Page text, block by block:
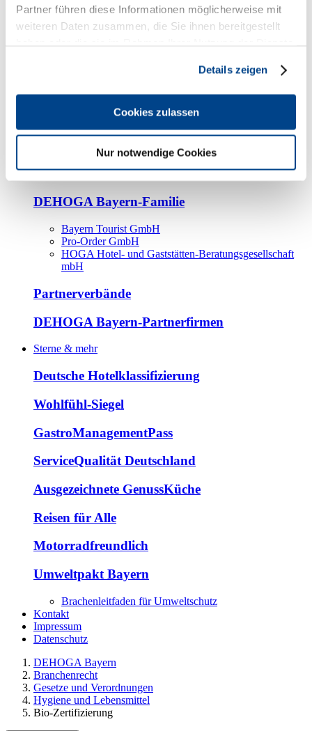
Partner führen diese Informationen möglicherweise mit
weiteren Daten zusammen, die Sie ihnen bereitgestellt
Details zeigen
Cookies zulassen
Nur notwendige Cookies
Kooperationspartner
Tourismusorganisationen
Bayern Tourismus Marketing GmbH
DEHOGA-Familie
Bundesverband
Fachverbände
DEHOGA Bayern-Familie
Bayern Tourist GmbH
Pro-Order GmbH
HOGA Hotel- und Gaststätten-Beratungsgesellschaft
mbH
Partnerverbände
DEHOGA Bayern-Partnerfirmen
Sterne & mehr
Deutsche Hotelklassifizierung
Wohlfühl-Siegel
GastroManagementPass
ServiceQualität Deutschland
Ausgezeichnete GenussKüche
Reisen für Alle
Motorradfreundlich
Umweltpakt Bayern
Brachenleitfaden für Umweltschutz
Kontakt
Impressum
Datenschutz
DEHOGA Bayern
Branchenrecht
Gesetze und Verordnungen
Hygiene und Lebensmittel
Bio-Zertifizierung